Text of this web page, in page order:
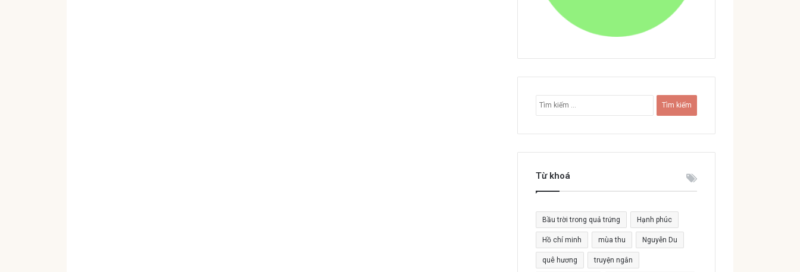
ì
i
c
o
:
Từ khoá
Bầu trời trong quả trứng Hạnh phúc
Hồ chí minh mùa thu Nguyễn Du
quê hương truyện ngắn